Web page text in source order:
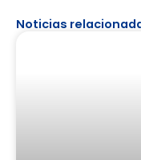
Noticias